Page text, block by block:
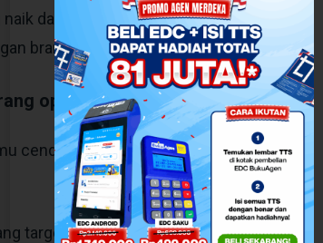
daun sekaligus menargetkan
brand image UMKM kamu.
optimal.
cenderung sering menggunakan, seperti
target pelanggan kamu sukai agar dapat